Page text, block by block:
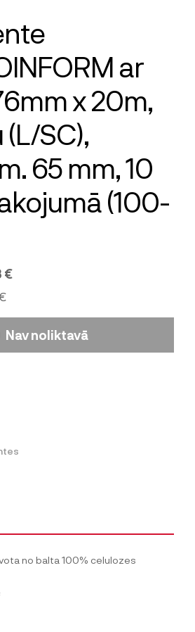
ar
x 20m,
SC),
65 mm, 10
(100-
€
Nav noliktavā
no balta 100% celulozes